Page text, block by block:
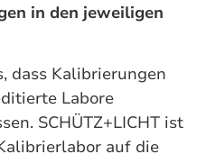
in den jeweiligen
dass Kalibrierungen
Labore
SCHÜTZ+LICHT ist
auf die